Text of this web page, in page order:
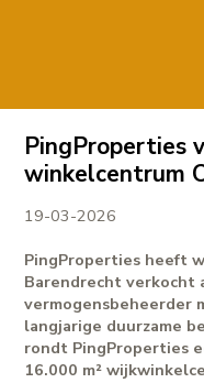
PingProperties
winkelcentrum
19-03-2026
PingProperties heeft
Barendrecht verkocht
vermogensbeheerder
langjarige duurzame
rondt PingProperties
16.000 m²